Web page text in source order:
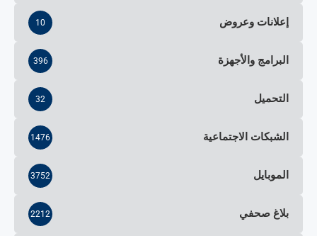
إعلانات وعروض 10
البرامج والأجهزة 396
التحميل 32
الشبكات الاجتماعية 1476
الموبايل 3752
بلاغ صحفي 2212